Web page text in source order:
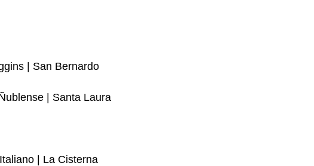
| San Bernardo
| Santa Laura
| La Cisterna